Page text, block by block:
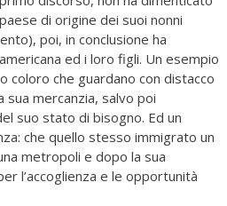
di origine dei suoi nonni
poi, in conclusione ha
ed i loro figli. Un esempio
coloro che guardano con distacco
sua mercanzia, salvo poi
suo stato di bisogno. Ed un
che quello stesso immigrato un
metropoli e dopo la sua
l’accoglienza e le opportunità